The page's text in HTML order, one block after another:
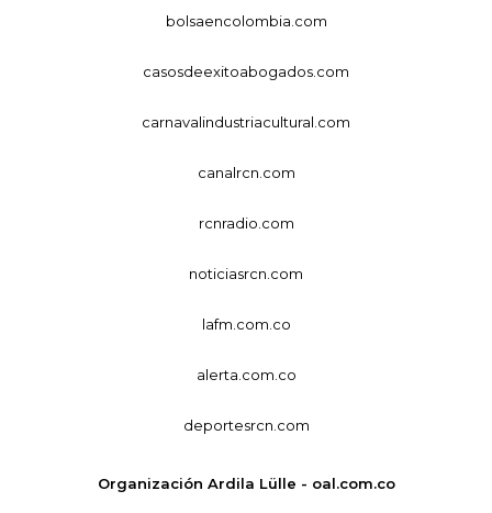
bolsaencolombia.com
casosdeexitoabogados.com
carnavalindustriacultural.com
canalrcn.com
rcnradio.com
noticiasrcn.com
lafm.com.co
alerta.com.co
deportesrcn.com
Organización Ardila Lülle - oal.com.co